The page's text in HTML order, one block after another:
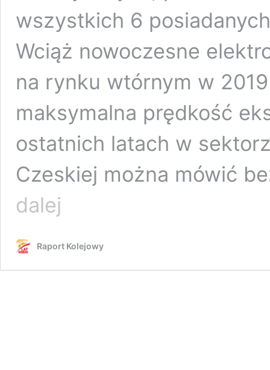
wszystkich 6
Wciąż nowoczesne
na rynku wtórnym w
maksymalna prędkość
ostatnich latach w
Czeskiej można mówić
dalej
taborowy.
na
Raport Kolejowy